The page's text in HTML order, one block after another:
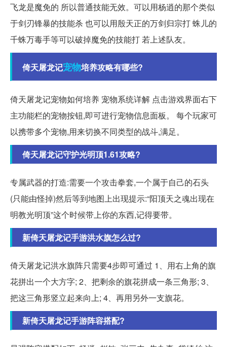
飞龙是魔免的 所以普通技能无效。可以用杨逍的那个类似
于剑刃锋暴的技能杀 也可以用殷天正的万剑归宗打 蛛儿的
千蛛万毒手等可以破掉魔免的技能打 若上述队友。
倚天屠龙记宠物培养攻略有哪些?
倚天屠龙记宠物如何培养 宠物系统详解 点击游戏界面右下
主功能栏的宠物按钮,即可进行宠物信息面板。 每个玩家可
以携带多个宠物,用来切换不同类型的战斗,满足。
倚天屠龙记守护光明顶1.61攻略?
专属武器的打造:需要一个攻击拳套,一个属于自己的石头
(只能由怪掉)然后等到地图上出现提示:“阳顶天之魂出现在
明教光明顶”这个时候带上你的东西,记得要带。
新倚天屠龙记手游洪水旗怎么过?
倚天屠龙记洪水旗阵只需要4步即可通过 1、用右上角的旗
花拼出一个大方字; 2、把剩余的旗花拼成一条三角形; 3、
把这三角形竖立起来向上; 4、再用另外一支旗花。
新倚天屠龙记手游阵容搭配?